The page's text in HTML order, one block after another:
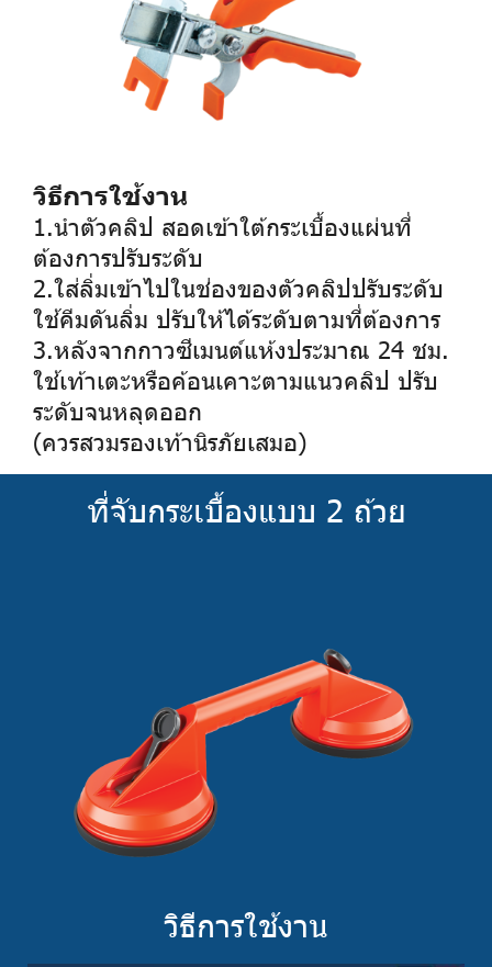
วิธีการใช้งาน
1.นำตัวคลิป สอดเข้าใต้กระเบื้องแผ่นที่
ต้องการปรับระดับ
2.ใส่ลิ่มเข้าไปในช่องของตัวคลิปปรับระดับ
ใช้คีมดันลิ่ม ปรับให้ได้ระดับตามที่ต้องการ
3.หลังจากกาวซีเมนต์แห้งประมาณ 24 ชม.
ใช้เท้าเตะหรือค้อนเคาะตามแนวคลิป ปรับ
ระดับจนหลุดออก
(ควรสวมรองเท้านิรภัยเสมอ)
ที่จับกระเบื้องแบบ 2 ถ้วย
วิธีการใช้งาน